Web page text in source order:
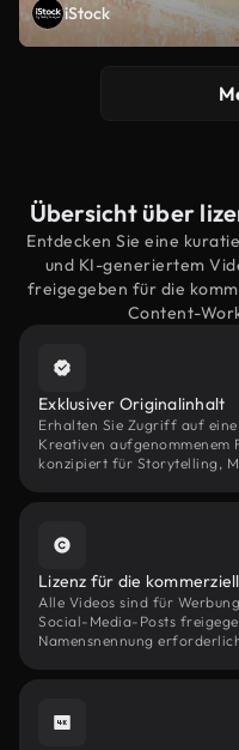
iStock
Übersicht über
Entdecken Sie eine
und KI-generiertem
freigegeben für die
Content-
Exklusiver Originalinhalt
Erhalten Sie Zugriff auf
Kreativen aufgenommenem
konzipiert für Storytelling,
Lizenz für die
Alle Videos sind für
Social-Media-Posts
Namensnennung